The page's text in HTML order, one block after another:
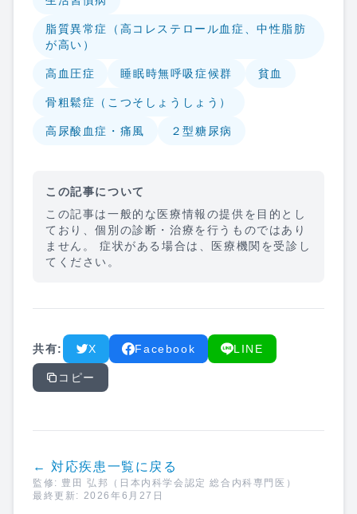
脂質異常症（高コレステロール血症、中性脂肪
が高い）
高血圧症 睡眠時無呼吸症候群 貧血
骨粗鬆症（こつそしょうしょう）
高尿酸血症・痛風 ２型糖尿病
この記事について
この記事は一般的な医療情報の提供を目的とし
ており、個別の診断・治療を行うものではあり
ません。 症状がある場合は、医療機関を受診し
てください。
共有: X Facebook LINE
コピー
← 対応疾患一覧に戻る
監修: 豊田 弘邦
（日本内科学会認定 総合内科専門医）
最終更新: 2026年6月27日